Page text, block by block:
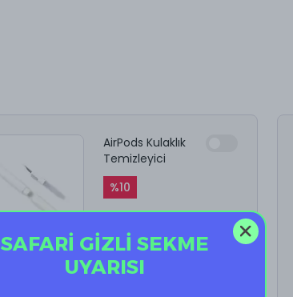
AirPods Kulaklık
Temizleyici
%10
₺ 199.90 ₺ 179.91
SAFARİ GİZLİ SEKME
UYARISI